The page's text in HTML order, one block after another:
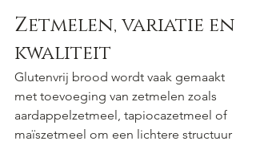
Zetmelen, variatie en
kwaliteit
Glutenvrij brood wordt vaak gemaakt
met toevoeging van zetmelen zoals
aardappelzetmeel, tapiocazetmeel of
maïszetmeel om een lichtere structuur